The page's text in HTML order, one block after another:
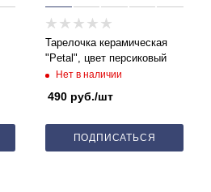
Тарелочка керамическая
"Petal", цвет персиковый
Нет в наличии
490 руб./шт
ПОДПИСАТЬСЯ